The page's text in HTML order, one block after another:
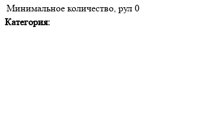
Минимальное количество, рул 0
Категория: